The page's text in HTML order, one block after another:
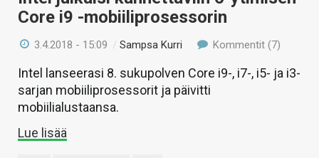
Core i9 -mobiiliprosessorin
3.4.2018 - 15:09 /Sampsa Kurri Kommentit (7)
Intel lanseerasi 8. sukupolven Core i9-, i7-, i5- ja i3-
sarjan mobiiliprosessorit ja päivitti
mobiilialustaansa.
Lue lisää